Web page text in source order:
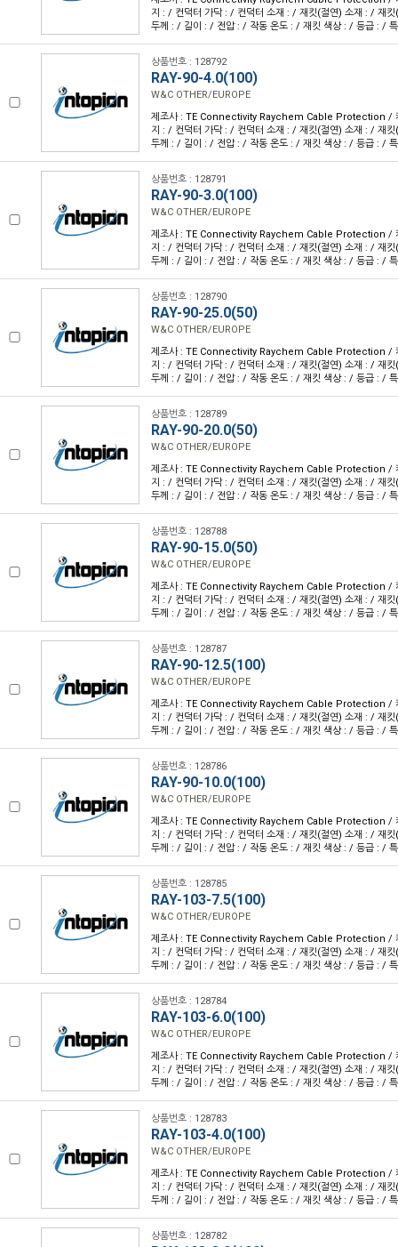
지 : / 컨덕터 가닥 : / 컨덕터 소재 : / 재킷(절연) 소재 : / 재
두께 : / 길이 : / 전압 : / 작동 온도 : / 재킷 색상 : / 등급 : /
상품번호 : 128792
RAY-90-4.0(100)
W&C OTHER/EUROPE
제조사 : TE Connectivity Raychem Cable Protection /
지 : / 컨덕터 가닥 : / 컨덕터 소재 : / 재킷(절연) 소재 : / 재
두께 : / 길이 : / 전압 : / 작동 온도 : / 재킷 색상 : / 등급 : /
상품번호 : 128791
RAY-90-3.0(100)
W&C OTHER/EUROPE
제조사 : TE Connectivity Raychem Cable Protection /
지 : / 컨덕터 가닥 : / 컨덕터 소재 : / 재킷(절연) 소재 : / 재
두께 : / 길이 : / 전압 : / 작동 온도 : / 재킷 색상 : / 등급 : /
상품번호 : 128790
RAY-90-25.0(50)
W&C OTHER/EUROPE
제조사 : TE Connectivity Raychem Cable Protection /
지 : / 컨덕터 가닥 : / 컨덕터 소재 : / 재킷(절연) 소재 : / 재
두께 : / 길이 : / 전압 : / 작동 온도 : / 재킷 색상 : / 등급 : /
상품번호 : 128789
RAY-90-20.0(50)
W&C OTHER/EUROPE
제조사 : TE Connectivity Raychem Cable Protection /
지 : / 컨덕터 가닥 : / 컨덕터 소재 : / 재킷(절연) 소재 : / 재
두께 : / 길이 : / 전압 : / 작동 온도 : / 재킷 색상 : / 등급 : /
상품번호 : 128788
RAY-90-15.0(50)
W&C OTHER/EUROPE
제조사 : TE Connectivity Raychem Cable Protection /
지 : / 컨덕터 가닥 : / 컨덕터 소재 : / 재킷(절연) 소재 : / 재
두께 : / 길이 : / 전압 : / 작동 온도 : / 재킷 색상 : / 등급 : /
상품번호 : 128787
RAY-90-12.5(100)
W&C OTHER/EUROPE
제조사 : TE Connectivity Raychem Cable Protection /
지 : / 컨덕터 가닥 : / 컨덕터 소재 : / 재킷(절연) 소재 : / 재
두께 : / 길이 : / 전압 : / 작동 온도 : / 재킷 색상 : / 등급 : /
상품번호 : 128786
RAY-90-10.0(100)
W&C OTHER/EUROPE
제조사 : TE Connectivity Raychem Cable Protection /
지 : / 컨덕터 가닥 : / 컨덕터 소재 : / 재킷(절연) 소재 : / 재
두께 : / 길이 : / 전압 : / 작동 온도 : / 재킷 색상 : / 등급 : /
상품번호 : 128785
RAY-103-7.5(100)
W&C OTHER/EUROPE
제조사 : TE Connectivity Raychem Cable Protection /
지 : / 컨덕터 가닥 : / 컨덕터 소재 : / 재킷(절연) 소재 : / 재
두께 : / 길이 : / 전압 : / 작동 온도 : / 재킷 색상 : / 등급 : /
상품번호 : 128784
RAY-103-6.0(100)
W&C OTHER/EUROPE
제조사 : TE Connectivity Raychem Cable Protection /
지 : / 컨덕터 가닥 : / 컨덕터 소재 : / 재킷(절연) 소재 : / 재
두께 : / 길이 : / 전압 : / 작동 온도 : / 재킷 색상 : / 등급 : /
상품번호 : 128783
RAY-103-4.0(100)
W&C OTHER/EUROPE
제조사 : TE Connectivity Raychem Cable Protection /
지 : / 컨덕터 가닥 : / 컨덕터 소재 : / 재킷(절연) 소재 : / 재
두께 : / 길이 : / 전압 : / 작동 온도 : / 재킷 색상 : / 등급 : /
상품번호 : 128782